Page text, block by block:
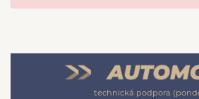
technická podpora